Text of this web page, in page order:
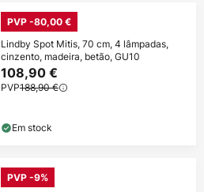
PVP -80,00 €
Lindby Spot Mitis, 70 cm, 4 lâmpadas,
cinzento, madeira, betão, GU10
108,90 €
PVP188,90 €
Em stock
PVP -9%